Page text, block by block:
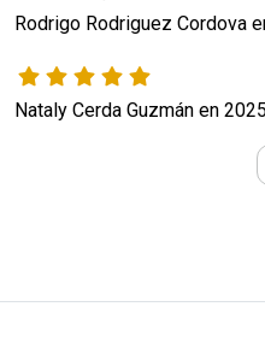
Rodrigo Rodriguez Cordova
Nataly Cerda Guzmán en